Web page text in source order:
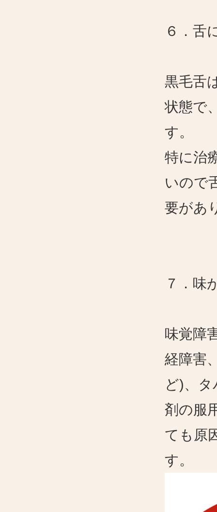
６．舌
黒毛舌
状態で
す。
特に治
いので
要があ
７．味
味覚障
経障害
ど)、
剤の服
ても原
す。